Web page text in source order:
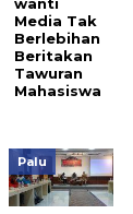
Media Tak
Berlebihan
Beritakan
Tawuran
Mahasiswa
Palu